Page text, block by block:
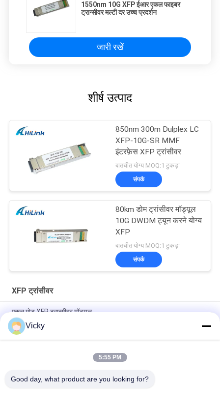
1550nm 10G XFP ईआर एकल फाइबर
ट्रान्सीवर मल्टी दर उच्च प्रदर्शन
जारी रखें
शीर्ष उत्पाद
850nm 300m Dulplex LC
XFP-10G-SR MMF
इंटरफ़ेस XFP ट्रांसीवर
बातचीत योग्य MOQ:1 टुकड़ा
संपर्क
80km डोम ट्रांसीवर मॉड्यूल
10G DWDM ट्यून करने योग्य
XFP
बातचीत योग्य MOQ:1 टुकड़ा
संपर्क
XFP ट्रांसीवर
एकल मोड XFP ट्रान्सीवर मॉड्यूल
संगत Huawei / जुनिपर XFP 10G एलआर एफसी मॉड्यूल ट्रांसीवर CATV
परियोजना DDM
एकल XFP ऑप्टिकल मॉड्यूल ट्रांसीवर Gigabit ईथरनेट -14dBm रिसीवर
Vicky
5:55 PM
Good day, what product are you looking for?